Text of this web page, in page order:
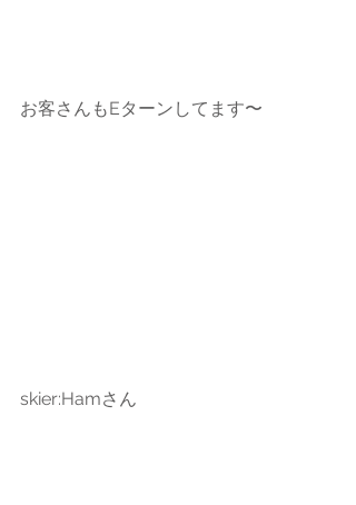
お客さんもEターンしてます〜
skier:Hamさん